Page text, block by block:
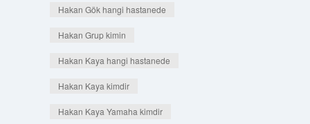
Hakan Gök hangi hastanede
Hakan Grup kimin
Hakan Kaya hangi hastanede
Hakan Kaya kimdir
Hakan Kaya Yamaha kimdir